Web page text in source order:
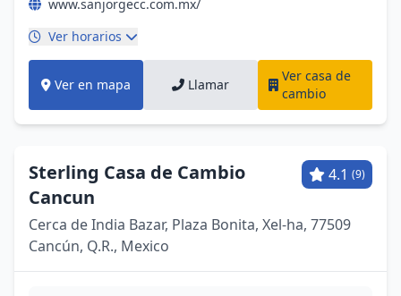
www.sanjorgecc.com.mx/
Ver horarios
Ver en mapa Llamar
Ver casa de
cambio
Sterling Casa de Cambio
Cancun
4.1 (9)
Cerca de India Bazar, Plaza Bonita, Xel-ha, 77509
Cancún, Q.R., Mexico